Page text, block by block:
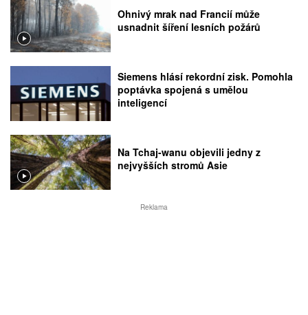
Ohnivý mrak nad Francií může
usnadnit šíření lesních požárů
Siemens hlásí rekordní zisk. Pomohla
poptávka spojená s umělou
inteligencí
Na Tchaj-wanu objevili jedny z
nejvyšších stromů Asie
Reklama